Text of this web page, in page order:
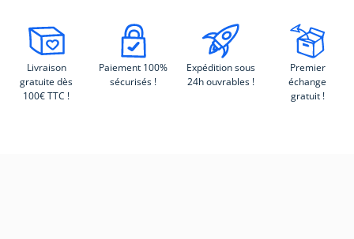
Livraison
gratuite dès
100€ TTC !
Paiement 100%
sécurisés !
Expédition sous
24h ouvrables !
Premier
échange
gratuit !